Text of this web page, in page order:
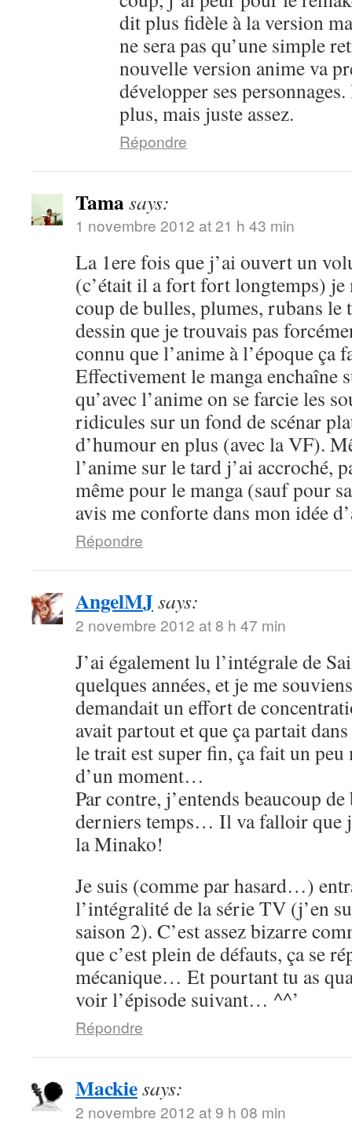
dit plus fidèle à la version
ne sera pas qu’une simple
nouvelle version anime va
développer ses
plus, mais juste assez.
Répondre
Tamasays:
1 novembre 2012 at 21 h 43 min
La 1ere fois que j’ai ouvert un
(c’était il a fort fort longtemps) je
coup de bulles, plumes, rubans le
dessin que je trouvais pas
connu que l’anime à l’époque ça
Effectivement le manga enchaîne
qu’avec l’anime on se farcie les
ridicules sur un fond de scénar
d’humour en plus (avec la VF).
l’anime sur le tard j’ai accroché,
même pour le manga (sauf pour
avis me conforte dans mon idée
Répondre
AngelMJsays:
2 novembre 2012 at 8 h 47 min
J’ai également lu l’intégrale de
quelques années, et je me
demandait un effort de
avait partout et que ça partait
le trait est super fin, ça fait un
d’un moment…
Par contre, j’entends beaucoup
derniers temps… Il va falloir que
la Minako!
Je suis (comme par hasard…)
l’intégralité de la série TV (j’en
saison 2). C’est assez bizarre
que c’est plein de défauts, ça se
mécanique… Et pourtant tu as
voir l’épisode suivant… ^^’
Répondre
Mackiesays:
2 novembre 2012 at 9 h 08 min